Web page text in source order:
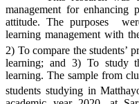
management for enhancing
attitude. The purposes
learning management with
2) To compare the students’
learning; and 3) To study
learning. The sample from
students studying in